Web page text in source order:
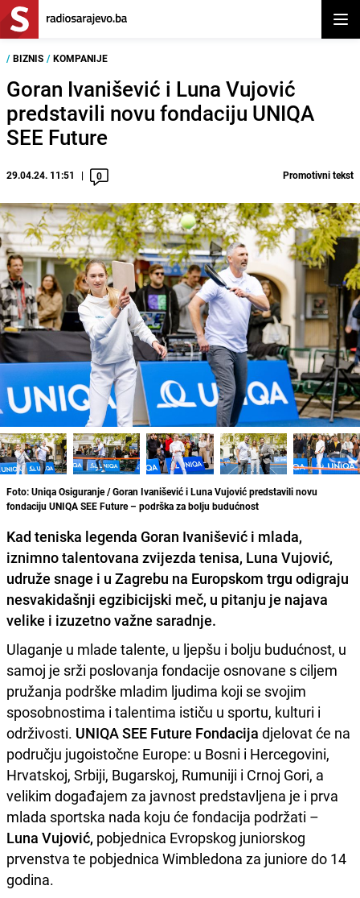
/ BIZNIS / KOMPANIJE
Goran Ivanišević i Luna Vujović
predstavili novu fondaciju UNIQA
SEE Future
29.04.24. 11:51 0 Promotivni tekst
Foto: Uniqa Osiguranje / Goran Ivanišević i Luna Vujović predstavili novu
fondaciju UNIQA SEE Future – podrška za bolju budućnost
Kad teniska legenda Goran Ivanišević i mlada,
iznimno talentovana zvijezda tenisa, Luna Vujović,
udruže snage i u Zagrebu na Europskom trgu odigraju
nesvakidašnji egzibicijski meč, u pitanju je najava
velike i izuzetno važne saradnje.
Ulaganje u mlade talente, u ljepšu i bolju budućnost, u
samoj je srži poslovanja fondacije osnovane s ciljem
pružanja podrške mladim ljudima koji se svojim
sposobnostima i talentima ističu u sportu, kulturi i
održivosti. UNIQA SEE Future Fondacija djelovat će na
području jugoistočne Europe: u Bosni i Hercegovini,
Hrvatskoj, Srbiji, Bugarskoj, Rumuniji i Crnoj Gori, a
velikim događajem za javnost predstavljena je i prva
mlada sportska nada koju će fondacija podržati –
Luna Vujović, pobjednica Evropskog juniorskog
prvenstva te pobjednica Wimbledona za juniore do 14
godina.